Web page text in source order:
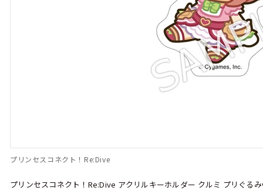
プリンセスコネクト！Re:Dive
プリンセスコネクト！Re:Dive アクリルキーホルダー クルミ プリぐる